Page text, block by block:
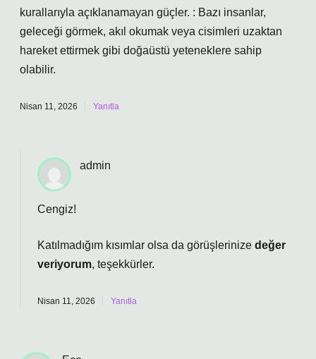
kurallarıyla açıklanamayan güçler. : Bazı insanlar,
geleceği görmek, akıl okumak veya cisimleri uzaktan
hareket ettirmek gibi doğaüstü yeteneklere sahip
olabilir.
Nisan 11, 2026 Yanıtla
admin
Cengiz!
Katılmadığım kısımlar olsa da görüşlerinize değer
veriyorum, teşekkürler.
Nisan 11, 2026 Yanıtla